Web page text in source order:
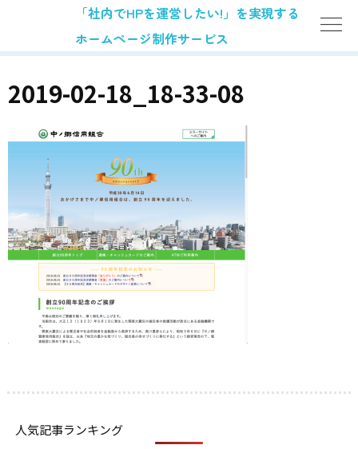
「社内でHPを運営したい!」を実現する
ホームページ制作サービス
2019-02-18_18-33-08
人気記事ランキング